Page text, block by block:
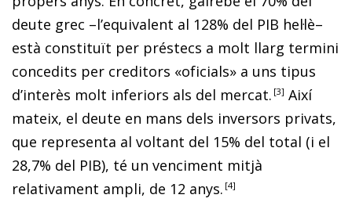
deute grec –l’equivalent al 128% del PIB hel·lè–
està constituït per préstecs a molt llarg termini
concedits per creditors «oficials» a uns tipus
d’interès molt inferiors als del mercat. 3
Així
mateix, el deute en mans dels inversors privats,
que representa al voltant del 15% del total (i el
28,7% del PIB), té un venciment mitjà
relativament ampli, de 12 anys. 4